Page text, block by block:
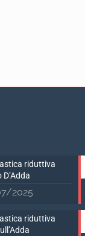
riduttiva
2025
riduttiva